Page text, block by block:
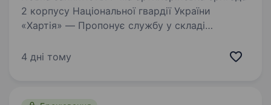
2 корпусу Національної гвардії України
«Хартія» — Пропонує службу у складі
підрозділу з якісним навчанням, підготовкою,
4 дні тому